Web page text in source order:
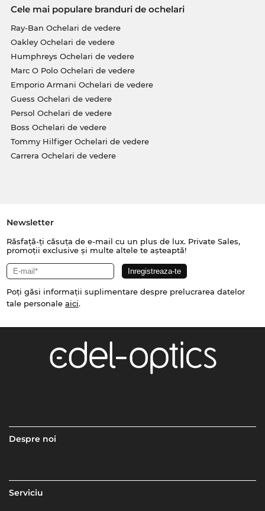
Cele mai populare branduri de ochelari
Ray-Ban Ochelari de vedere
Oakley Ochelari de vedere
Humphreys Ochelari de vedere
Marc O Polo Ochelari de vedere
Emporio Armani Ochelari de vedere
Guess Ochelari de vedere
Persol Ochelari de vedere
Boss Ochelari de vedere
Tommy Hilfiger Ochelari de vedere
Carrera Ochelari de vedere
Newsletter
Răsfață-ți căsuța de e-mail cu un plus de lux. Private Sales,
promoții exclusive și multe altele te așteaptă!
Poți găsi informații suplimentare despre prelucrarea datelor
tale personale aici.
Despre noi
Serviciu